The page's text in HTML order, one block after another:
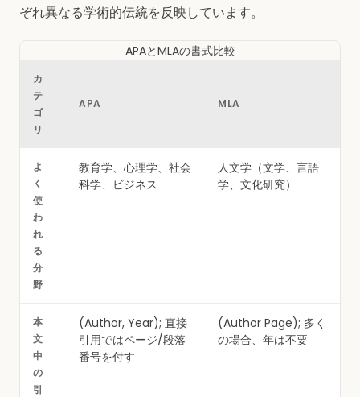
ぞれ異なる学術的伝統を反映しています。
APAとMLAの書式比較
カ
テ
ゴ
リ
APA MLA
よ
く
使
わ
れ
る
分
野
教育学、心理学、社会
科学、ビジネス
人文学（文学、言語
学、文化研究）
本
文
中
の
引
(Author, Year); 直接
引用ではページ/段落
番号を付す
(Author Page); 多く
の場合、年は不要